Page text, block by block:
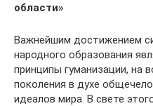
области»
Важнейшим достижением
народного образования
принципы гуманизации, на
поколения в духе
идеалов мира. В свете